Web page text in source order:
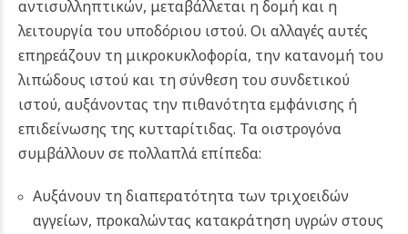
αντισυλληπτικών, μεταβάλλεται η δομή και η
λειτουργία του υποδόριου ιστού. Οι αλλαγές αυτές
επηρεάζουν τη μικροκυκλοφορία, την κατανομή του
λιπώδους ιστού και τη σύνθεση του συνδετικού
ιστού, αυξάνοντας την πιθανότητα εμφάνισης ή
επιδείνωσης της κυτταρίτιδας. Τα οιστρογόνα
συμβάλλουν σε πολλαπλά επίπεδα:
Αυξάνουν τη διαπερατότητα των τριχοειδών
αγγείων, προκαλώντας κατακράτηση υγρών στους